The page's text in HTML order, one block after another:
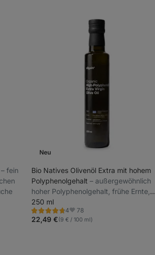
⁠–⁠ fein
Neu
Bio Natives Olivenöl Extra mit hohem
Polyphenolgehalt ⁠–⁠ außergewöhnlich
hoher Polyphenolgehalt, frühe Ernte,
intensiver Geschmack aus dem
griechischen Peloponnes
250 ml
4
Bewertung
4.8/5,
4
Favoriten
78
22,49 €(9 € / 100 ml)